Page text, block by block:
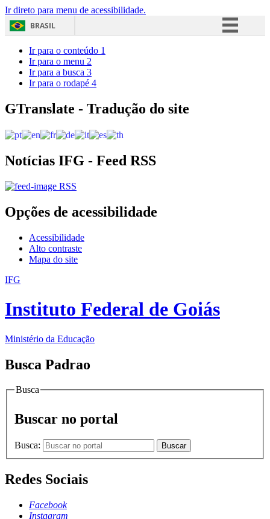
Ir direto para menu de acessibilidade.
BRASIL
Acesso à informação
Ir para o conteúdo 1
Ir para o menu 2
Ir para a busca 3
Ir para o rodapé 4
GTranslate - Tradução do site
Notícias IFG - Feed RSS
RSS
Opções de acessibilidade
Acessibilidade
Alto contraste
Mapa do site
IFG
Instituto Federal de Goiás
Ministério da Educação
Busca Padrao
Busca
Buscar no portal
Busca: Buscar
Redes Sociais
Facebook
Instagram